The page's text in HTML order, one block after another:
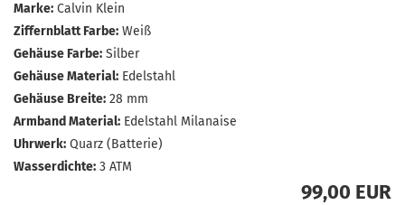
Marke: Calvin Klein
Ziffernblatt Farbe: Weiß
Gehäuse Farbe: Silber
Gehäuse Material: Edelstahl
Gehäuse Breite: 28 mm
Armband Material: Edelstahl Milanaise
Uhrwerk: Quarz (Batterie)
Wasserdichte: 3 ATM
99,00 EUR